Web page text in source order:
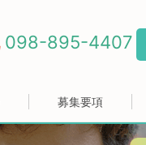
098-895-4407
募集要項